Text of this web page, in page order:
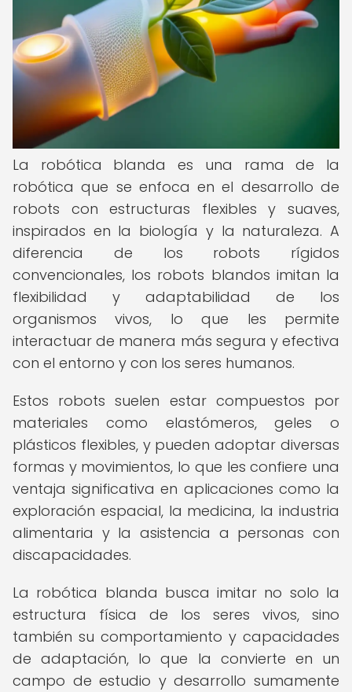
La robótica blanda es una rama de la
robótica que se enfoca en el desarrollo de
robots con estructuras flexibles y suaves,
inspirados en la biología y la naturaleza. A
diferencia de los robots rígidos
convencionales, los robots blandos imitan la
flexibilidad y adaptabilidad de los
organismos vivos, lo que les permite
interactuar de manera más segura y efectiva
con el entorno y con los seres humanos.
Estos robots suelen estar compuestos por
materiales como elastómeros, geles o
plásticos flexibles, y pueden adoptar diversas
formas y movimientos, lo que les confiere una
ventaja significativa en aplicaciones como la
exploración espacial, la medicina, la industria
alimentaria y la asistencia a personas con
discapacidades.
La robótica blanda busca imitar no solo la
estructura física de los seres vivos, sino
también su comportamiento y capacidades
de adaptación, lo que la convierte en un
campo de estudio y desarrollo sumamente